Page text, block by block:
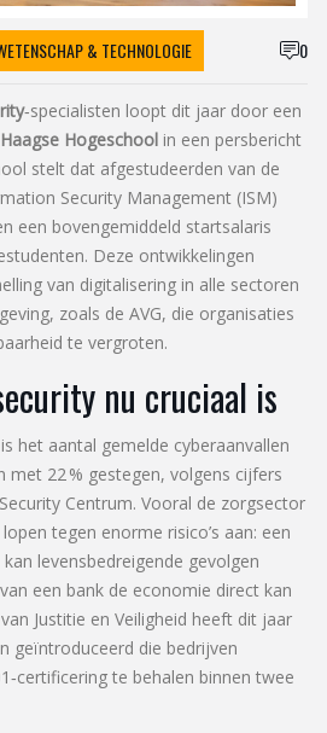
& TECHNOLOGIE 0
‑specialisten loopt dit jaar door een
Hogeschool in een persbericht
stelt dat afgestudeerden van de
Security Management (ISM)
een bovengemiddeld startsalaris
Deze ontwikkelingen
van digitalisering in alle sectoren
zoals de AVG, die organisaties
te vergroten.
nu cruciaal is
het aantal gemelde cyberaanvallen
met 22 % gestegen, volgens cijfers
Centrum. Vooral de zorgsector
tegen enorme risico’s aan: een
levensbedreigende gevolgen
een bank de economie direct kan
Justitie en Veiligheid heeft dit jaar
geïntroduceerd die bedrijven
te behalen binnen twee